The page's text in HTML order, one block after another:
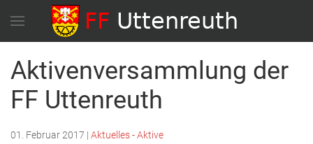
Aktivenversammlung der
FF Uttenreuth
01. Februar 2017 | Aktuelles - Aktive